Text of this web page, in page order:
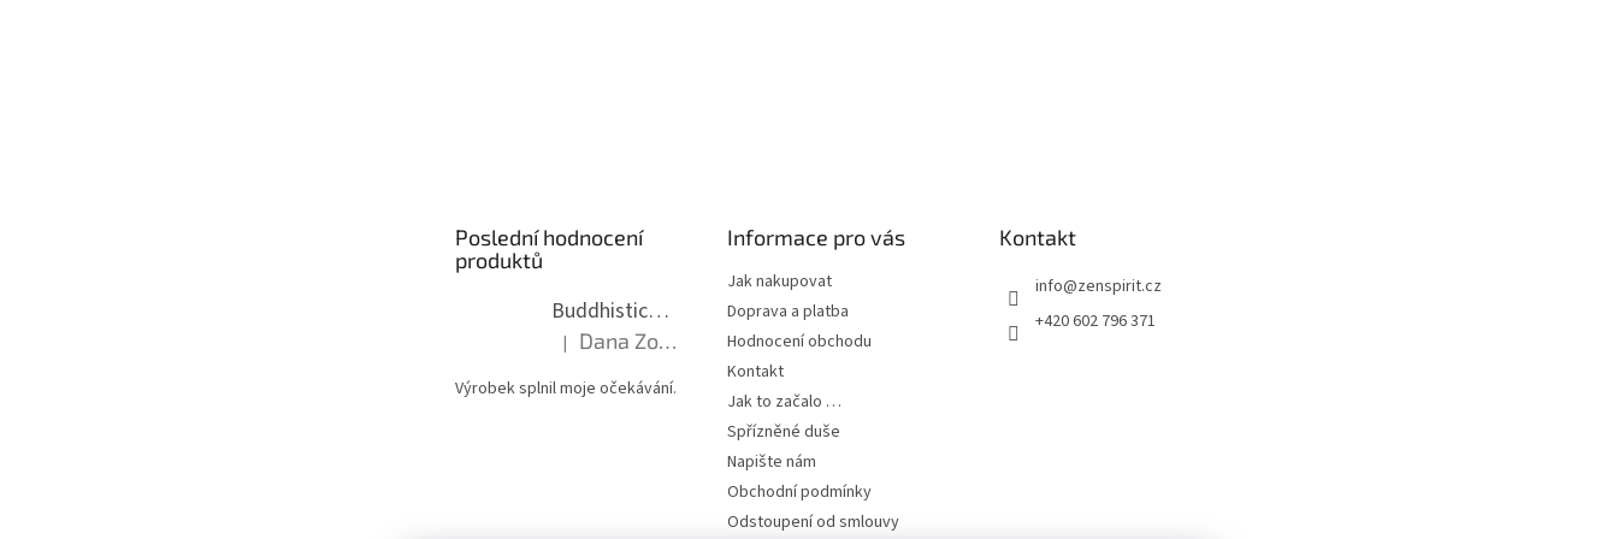
Poslední hodnocení
produktů
Buddhistická mala dlouhá - tmavé dřevo s uzlíky 8 mm
Hodnocení produktu je 5 z 5 hvězdiček.
| Dana Zoubkova
Výrobek splnil moje očekávání.
Informace pro vás
Jak nakupovat
Doprava a platba
Hodnocení obchodu
Kontakt
Jak to začalo …
Spřízněné duše
Napište nám
Obchodní podmínky
Odstoupení od smlouvy
Kontakt
info@zenspirit.cz
+420 602 796 371